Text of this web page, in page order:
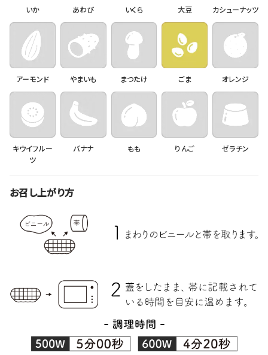
いか あわび いくら 大豆 カシューナッツ
アーモンド やまいも まつたけ ごま オレンジ
キウイフルー
ツ
バナナ もも りんご ゼラチン
お召し上がり方